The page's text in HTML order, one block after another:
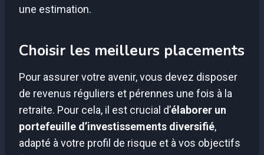
une estimation.
Choisir les meilleurs placements
Pour assurer votre avenir, vous devez disposer
de revenus réguliers et pérennes une fois à la
retraite. Pour cela, il est crucial d’élaborer un
portefeuille d’investissements diversifié,
adapté à votre profil de risque et à vos objectifs